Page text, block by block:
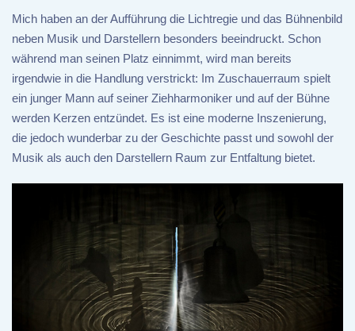
Mich haben an der Aufführung die Lichtregie und das Bühnenbild
neben Musik und Darstellern besonders beeindruckt. Schon
während man seinen Platz einnimmt, wird man bereits
irgendwie in die Handlung verstrickt: Im Zuschauerraum spielt
ein junger Mann auf seiner Ziehharmoniker und auf der Bühne
werden Kerzen entzündet. Es ist eine moderne Inszenierung,
die jedoch wunderbar zu der Geschichte passt und sowohl der
Musik als auch den Darstellern Raum zur Entfaltung bietet.